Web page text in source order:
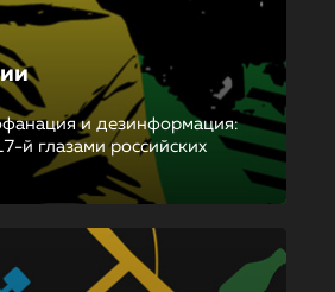
и дезинформация:
й глазами российских